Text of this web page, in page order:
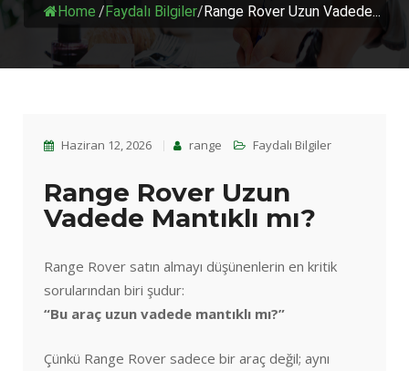
Home /Faydalı Bilgiler/Range Rover Uzun Vadede...
Haziran 12, 2026 range Faydalı Bilgiler
Range Rover Uzun
Vadede Mantıklı mı?
Range Rover satın almayı düşünenlerin en kritik
sorularından biri şudur:
“Bu araç uzun vadede mantıklı mı?”
Çünkü Range Rover sadece bir araç değil; aynı